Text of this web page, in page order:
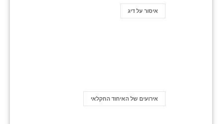
איסור על דיג
אירועים של האיחוד החקלאי